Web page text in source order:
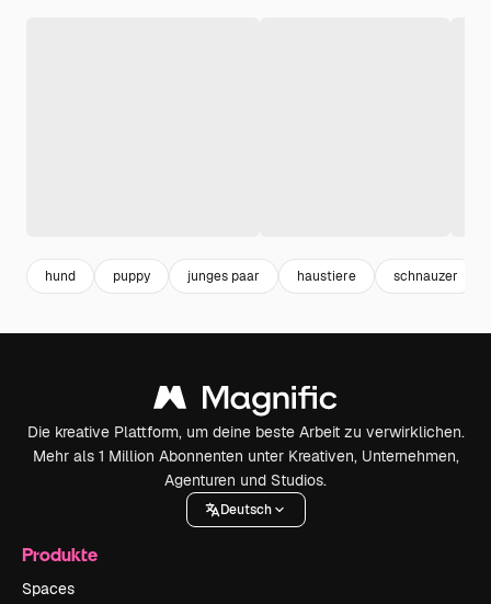
hund puppy junges paar haustiere schnauzer
Die kreative Plattform, um deine beste Arbeit zu verwirklichen.
Mehr als 1 Million Abonnenten unter Kreativen, Unternehmen,
Agenturen und Studios.
Deutsch
Produkte
Spaces